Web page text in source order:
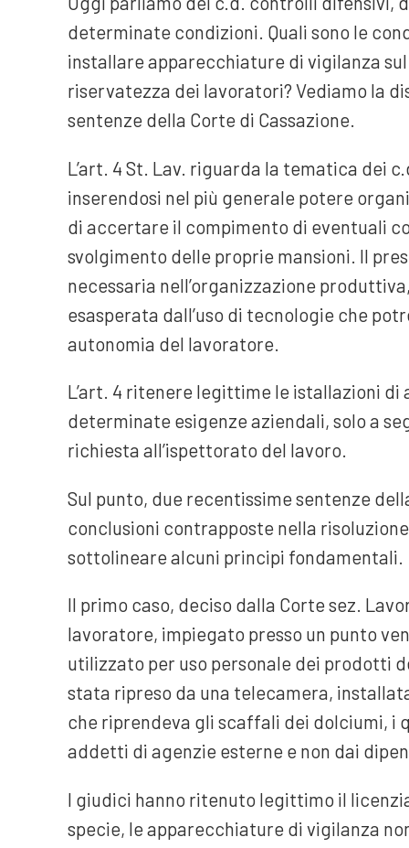
determinate condizioni. Quali sono le
installare apparecchiature di vigilanza
riservatezza dei lavoratori? Vediamo la
sentenze della Corte di Cassazione.
L’art. 4 St. Lav. riguarda la tematica dei
inserendosi nel più generale potere
di accertare il compimento di eventuali
svolgimento delle proprie mansioni. Il
necessaria nell’organizzazione
esasperata dall’uso di tecnologie che
autonomia del lavoratore.
L’art. 4 ritenere legittime le istallazioni
determinate esigenze aziendali, solo a
richiesta all’ispettorato del lavoro.
Sul punto, due recentissime sentenze
conclusioni contrapposte nella
sottolineare alcuni principi fondamentali.
Il primo caso, deciso dalla Corte sez.
lavoratore, impiegato presso un punto
utilizzato per uso personale dei prodotti
stata ripreso da una telecamera,
che riprendeva gli scaffali dei dolciumi, i
addetti di agenzie esterne e non dai
I giudici hanno ritenuto legittimo il
specie, le apparecchiature di vigilanza